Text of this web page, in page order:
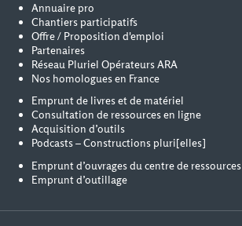
Annuaire pro
Chantiers participatifs
Offre / Proposition d'emploi
Partenaires
Réseau Pluriel Opérateurs ARA
Nos homologues en France
Emprunt de livres et de matériel
Consultation de ressources en ligne
Acquisition d’outils
Podcasts – Constructions pluri[elles]
Emprunt d’ouvrages du centre de ressources
Emprunt d’outillage